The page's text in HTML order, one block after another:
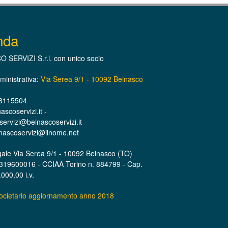
SERVIZI S.r.l. con unico socio
Via Serea 9/1 - 10092 Beinasco
-
Via Serea 9/1 - 10092 Beinasco (TO)
- CCIAA Torino n. 884799 - Cap.
i.v.
aggiornamento anno 2018